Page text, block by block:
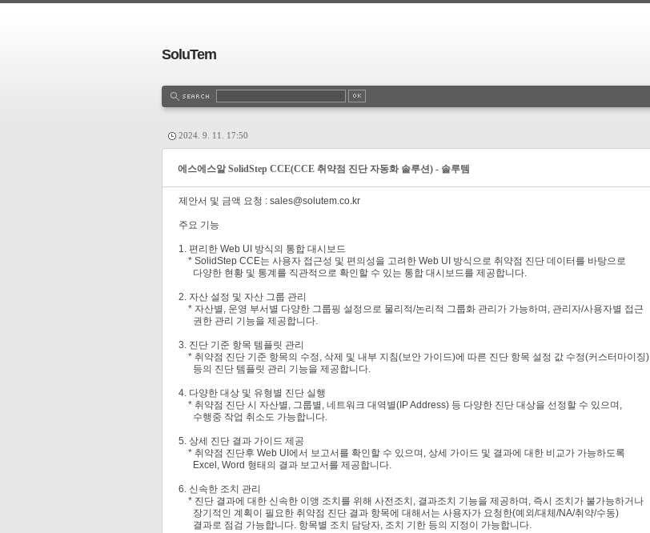
SoluTem
2024. 9. 11. 17:50
에스에스알 SolidStep CCE(CCE 취약점 진단 자동화 솔루션) - 솔루템
제안서 및 금액 요청 : sales@solutem.co.kr
주요 기능
1. 편리한 Web UI 방식의 통합 대시보드
* SolidStep CCE는 사용자 접근성 및 편의성을 고려한 Web UI 방식으로 취약점 진단 데이터를 바탕으로
다양한 현황 및 통계를 직관적으로 확인할 수 있는 통합 대시보드를 제공합니다.
2. 자산 설정 및 자산 그룹 관리
* 자산별, 운영 부서별 다양한 그룹핑 설정으로 물리적/논리적 그룹화 관리가 가능하며, 관리자/사용자별 접근
권한 관리 기능을 제공합니다.
3. 진단 기준 항목 템플릿 관리
* 취약점 진단 기준 항목의 수정, 삭제 및 내부 지침(보안 가이드)에 따른 진단 항목 설정 값 수정(커스터마이징)
등의 진단 템플릿 관리 기능을 제공합니다.
4. 다양한 대상 및 유형별 진단 실행
* 취약점 진단 시 자산별, 그룹별, 네트워크 대역별(IP Address) 등 다양한 진단 대상을 선정할 수 있으며,
수행중 작업 취소도 가능합니다.
5. 상세 진단 결과 가이드 제공
* 취약점 진단후 Web UI에서 보고서를 확인할 수 있으며, 상세 가이드 및 결과에 대한 비교가 가능하도록
Excel, Word 형태의 결과 보고서를 제공합니다.
6. 신속한 조치 관리
* 진단 결과에 대한 신속한 이앵 조치를 위해 사전조치, 결과조치 기능을 제공하며, 즉시 조치가 불가능하거나
장기적인 계획이 필요한 취약점 진단 결과 항목에 대해서는 사용자가 요청한(예외/대체/NA/취약/수동)
결과로 점검 가능합니다. 항목별 조치 담당자, 조치 기한 등의 지정이 가능합니다.